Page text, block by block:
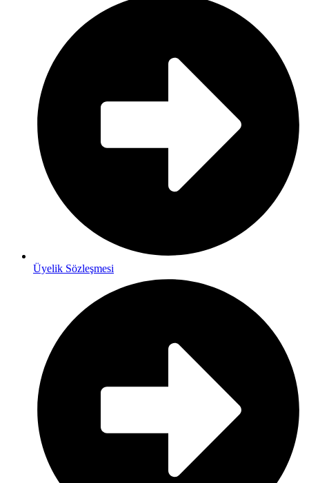
Üyelik Sözleşmesi